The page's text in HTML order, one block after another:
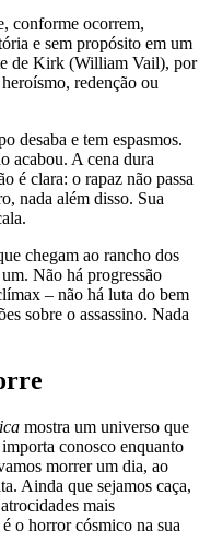
conforme ocorrem,
e sem propósito em um
de Kirk (William Vail), por
redenção ou
desaba e tem espasmos.
acabou. A cena dura
é clara: o rapaz não passa
nada além disso. Sua
chegam ao rancho dos
Não há progressão
– não há luta do bem
sobre o assassino. Nada
mostra um universo que
conosco enquanto
morrer um dia, ao
Ainda que sejamos caça,
mais
o horror cósmico na sua